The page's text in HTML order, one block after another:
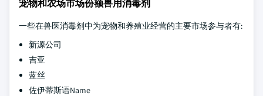
宠物和农场市场份额兽用消毒剂
一些在兽医消毒剂中为宠物和养殖业经营的主要市场参与者有:
新源公司
吉亚
蓝丝
佐伊蒂斯语Name